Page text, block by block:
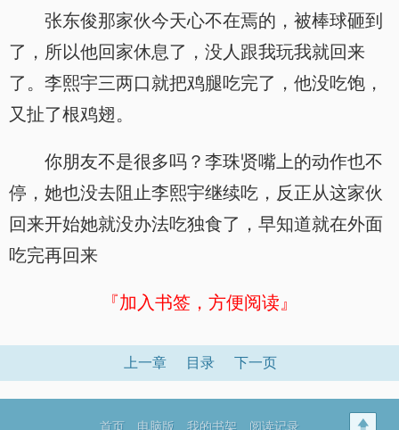
张东俊那家伙今天心不在焉的，被棒球砸到
了，所以他回家休息了，没人跟我玩我就回来
了。李熙宇三两口就把鸡腿吃完了，他没吃饱，
又扯了根鸡翅。
你朋友不是很多吗？李珠贤嘴上的动作也不
停，她也没去阻止李熙宇继续吃，反正从这家伙
回来开始她就没办法吃独食了，早知道就在外面
吃完再回来
『加入书签，方便阅读』
上一章 目录 下一页
首页 电脑版 我的书架 阅读记录